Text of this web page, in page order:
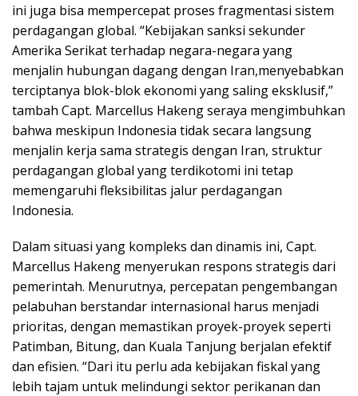
ini juga bisa mempercepat proses fragmentasi sistem
perdagangan global. “Kebijakan sanksi sekunder
Amerika Serikat terhadap negara-negara yang
menjalin hubungan dagang dengan Iran,menyebabkan
terciptanya blok-blok ekonomi yang saling eksklusif,”
tambah Capt. Marcellus Hakeng seraya mengimbuhkan
bahwa meskipun Indonesia tidak secara langsung
menjalin kerja sama strategis dengan Iran, struktur
perdagangan global yang terdikotomi ini tetap
memengaruhi fleksibilitas jalur perdagangan
Indonesia.
Dalam situasi yang kompleks dan dinamis ini, Capt.
Marcellus Hakeng menyerukan respons strategis dari
pemerintah. Menurutnya, percepatan pengembangan
pelabuhan berstandar internasional harus menjadi
prioritas, dengan memastikan proyek-proyek seperti
Patimban, Bitung, dan Kuala Tanjung berjalan efektif
dan efisien. “Dari itu perlu ada kebijakan fiskal yang
lebih tajam untuk melindungi sektor perikanan dan